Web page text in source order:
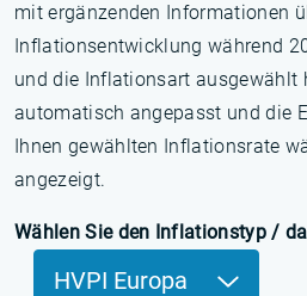
mit ergänzenden Informationen
Inflationsentwicklung während
und die Inflationsart ausgewählt
automatisch angepasst und die
Ihnen gewählten Inflationsrate
angezeigt.
Wählen Sie den Inflationstyp /
HVPI Europa